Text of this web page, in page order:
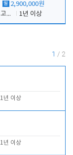
월 2,900,000원
객실판매 및 고객응대
1년 이상
1 / 2
1년 이상
1년 이상